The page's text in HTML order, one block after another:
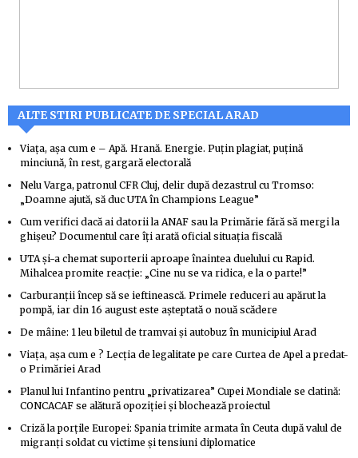
ALTE STIRI PUBLICATE DE SPECIAL ARAD
Viața, așa cum e – Apă. Hrană. Energie. Puțin plagiat, puțină
minciună, în rest, gargară electorală
Nelu Varga, patronul CFR Cluj, delir după dezastrul cu Tromso:
„Doamne ajută, să duc UTA în Champions League”
Cum verifici dacă ai datorii la ANAF sau la Primărie fără să mergi la
ghișeu? Documentul care îți arată oficial situația fiscală
UTA și-a chemat suporterii aproape înaintea duelului cu Rapid.
Mihalcea promite reacție: „Cine nu se va ridica, e la o parte!”
Carburanții încep să se ieftinească. Primele reduceri au apărut la
pompă, iar din 16 august este așteptată o nouă scădere
De mâine: 1 leu biletul de tramvai și autobuz în municipiul Arad
Viața, așa cum e ? Lecția de legalitate pe care Curtea de Apel a predat-
o Primăriei Arad
Planul lui Infantino pentru „privatizarea” Cupei Mondiale se clatină:
CONCACAF se alătură opoziției și blochează proiectul
Criză la porțile Europei: Spania trimite armata în Ceuta după valul de
migranți soldat cu victime și tensiuni diplomatice